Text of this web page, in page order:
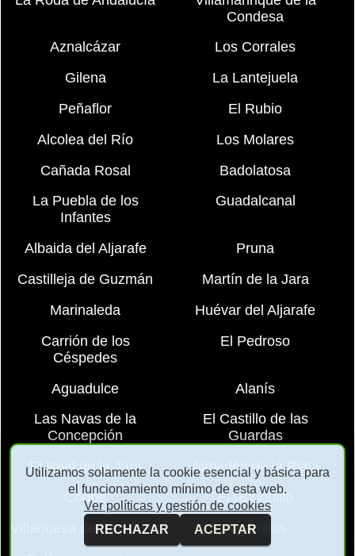
Condesa
Aznalcázar
Los Corrales
Gilena
La Lantejuela
Peñaflor
El Rubio
Alcolea del Río
Los Molares
Cañada Rosal
Badolatosa
La Puebla de los
Infantes
Guadalcanal
Albaida del Aljarafe
Pruna
Castilleja de Guzmán
Martín de la Jara
Marinaleda
Huévar del Aljarafe
Carrión de los
Céspedes
El Pedroso
Aguadulce
Alanís
Las Navas de la
Concepción
El Castillo de las
Guardas
El Real de la Jara
Almadén de la Plata
Coripe
El Ronquillo
Villanueva de San Juan
Algámitas
Utilizamos solamente la cookie esencial y básica para
el funcionamiento mínimo de esta web.
Ver políticas y gestión de cookies
RECHAZAR
ACEPTAR